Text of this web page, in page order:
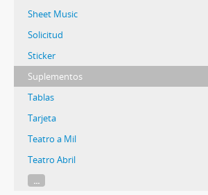
Sheet Music
Solicitud
Sticker
Suplementos
Tablas
Tarjeta
Teatro a Mil
Teatro Abril
...